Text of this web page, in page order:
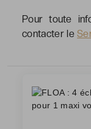
Pour toute
contacter le